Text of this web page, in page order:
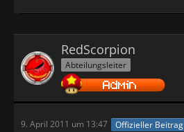
RedScorpion
Abteilungsleiter
9. April 2011 um 13:47 Offizieller Beitrag